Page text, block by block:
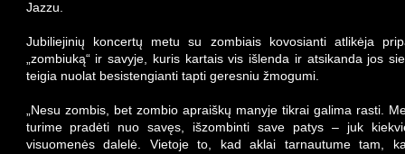
Jazzu.
Jubiliejinių koncertų metu su zombiais kovosianti atlikėja
„zombiuką“ ir savyje, kuris kartais vis išlenda ir atsikanda jos
teigia nuolat besistengianti tapti geresniu žmogumi.
„Nesu zombis, bet zombio apraiškų manyje tikrai galima rasti.
turime pradėti nuo savęs, išzombinti save patys – juk
visuomenės dalelė. Vietoje to, kad aklai tarnautume tam,